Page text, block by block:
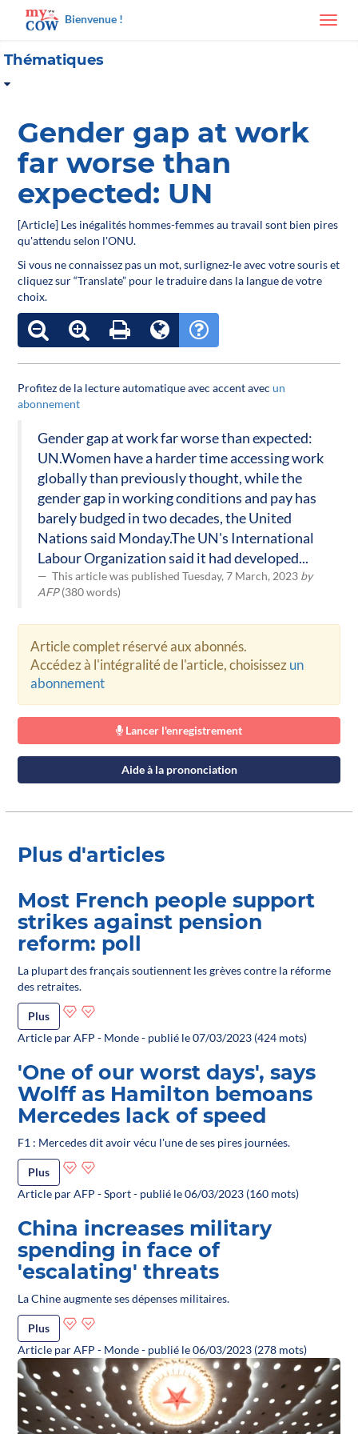
Bienvenue !
Thématiques
Gender gap at work
far worse than
expected: UN
[Article] Les inégalités hommes-femmes au travail sont bien pires
qu'attendu selon l'ONU.
Si vous ne connaissez pas un mot, surlignez-le avec votre souris et
cliquez sur “Translate” pour le traduire dans la langue de votre
choix.
Profitez de la lecture automatique avec accent avec un
abonnement
Gender gap at work far worse than expected:
UN.Women have a harder time accessing work
globally than previously thought, while the
gender gap in working conditions and pay has
barely budged in two decades, the United
Nations said Monday.The UN's International
Labour Organization said it had developed...
This article was published Tuesday, 7 March, 2023 by
AFP(380 words)
Article complet réservé aux abonnés.
Accédez à l'intégralité de l'article, choisissezun
abonnement
Lancer l'enregistrement
Aide à la prononciation
Plus d'articles
Most French people support
strikes against pension
reform: poll
La plupart des français soutiennent les grèves contre la réforme
des retraites.
Plus
Article par AFP - Monde - publié le 07/03/2023 (424 mots)
'One of our worst days', says
Wolff as Hamilton bemoans
Mercedes lack of speed
F1 : Mercedes dit avoir vécu l'une de ses pires journées.
Plus
Article par AFP - Sport - publié le 06/03/2023 (160 mots)
China increases military
spending in face of
'escalating' threats
La Chine augmente ses dépenses militaires.
Plus
Article par AFP - Monde - publié le 06/03/2023 (278 mots)